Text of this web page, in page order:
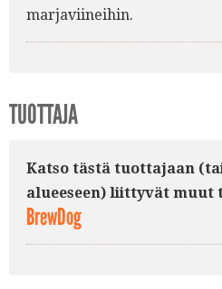
marjaviineihin.
TUOTTAJA
Katso tästä tuottajaan
alueeseen) liittyvät muut
BrewDog